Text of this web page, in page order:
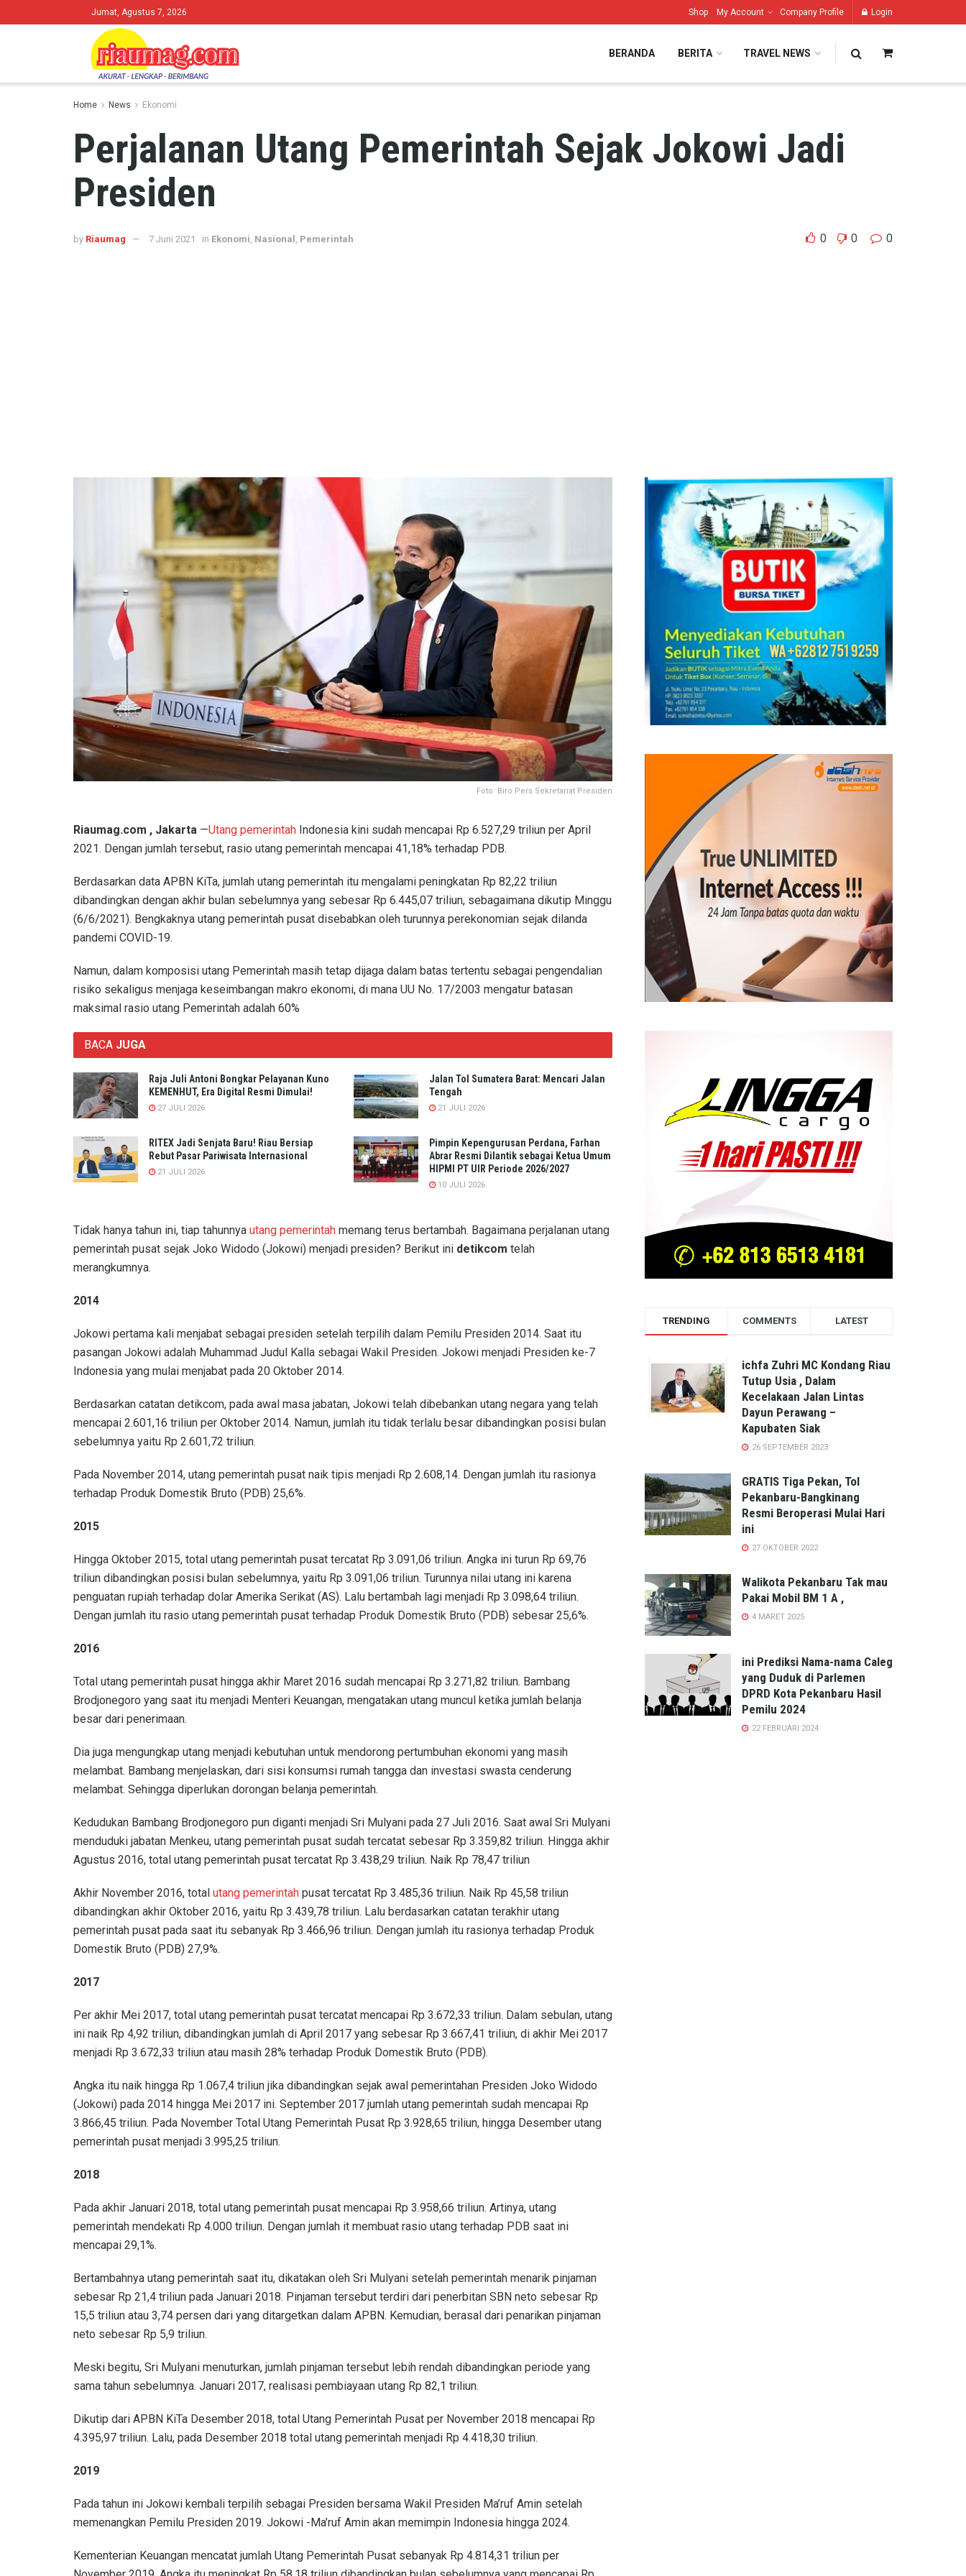
Jumat, Agustus 7, 2026 Shop My Account Company Profile Login
BERANDA BERITA TRAVEL NEWS
Home News Ekonomi
Perjalanan Utang Pemerintah Sejak Jokowi Jadi
Presiden
by Riaumag 7 Juni 2021 in Ekonomi Nasional Pemerintah 0 0 0
Foto: Biro Pers Sekretariat Presiden
Riaumag.com , Jakarta —Utang pemerintah Indonesia kini sudah mencapai Rp 6.527,29 triliun per April
2021. Dengan jumlah tersebut, rasio utang pemerintah mencapai 41,18% terhadap PDB.
Berdasarkan data APBN KiTa, jumlah utang pemerintah itu mengalami peningkatan Rp 82,22 triliun
dibandingkan dengan akhir bulan sebelumnya yang sebesar Rp 6.445,07 triliun, sebagaimana dikutip Minggu
(6/6/2021). Bengkaknya utang pemerintah pusat disebabkan oleh turunnya perekonomian sejak dilanda
pandemi COVID-19.
Namun, dalam komposisi utang Pemerintah masih tetap dijaga dalam batas tertentu sebagai pengendalian
risiko sekaligus menjaga keseimbangan makro ekonomi, di mana UU No. 17/2003 mengatur batasan
maksimal rasio utang Pemerintah adalah 60%
BACA JUGA
Raja Juli Antoni Bongkar Pelayanan Kuno
KEMENHUT, Era Digital Resmi Dimulai!
27 JULI 2026
Jalan Tol Sumatera Barat: Mencari Jalan
Tengah
21 JULI 2026
RITEX Jadi Senjata Baru! Riau Bersiap
Rebut Pasar Pariwisata Internasional
21 JULI 2026
Pimpin Kepengurusan Perdana, Farhan
Abrar Resmi Dilantik sebagai Ketua Umum
HIPMI PT UIR Periode 2026/2027
10 JULI 2026
Tidak hanya tahun ini, tiap tahunnya utang pemerintah memang terus bertambah. Bagaimana perjalanan utang
pemerintah pusat sejak Joko Widodo (Jokowi) menjadi presiden? Berikut ini detikcom telah
merangkumnya.
2014
Jokowi pertama kali menjabat sebagai presiden setelah terpilih dalam Pemilu Presiden 2014. Saat itu
pasangan Jokowi adalah Muhammad Judul Kalla sebagai Wakil Presiden. Jokowi menjadi Presiden ke-7
Indonesia yang mulai menjabat pada 20 Oktober 2014.
Berdasarkan catatan detikcom, pada awal masa jabatan, Jokowi telah dibebankan utang negara yang telah
mencapai 2.601,16 triliun per Oktober 2014. Namun, jumlah itu tidak terlalu besar dibandingkan posisi bulan
sebelumnya yaitu Rp 2.601,72 triliun.
Pada November 2014, utang pemerintah pusat naik tipis menjadi Rp 2.608,14. Dengan jumlah itu rasionya
terhadap Produk Domestik Bruto (PDB) 25,6%.
2015
Hingga Oktober 2015, total utang pemerintah pusat tercatat Rp 3.091,06 triliun. Angka ini turun Rp 69,76
triliun dibandingkan posisi bulan sebelumnya, yaitu Rp 3.091,06 triliun. Turunnya nilai utang ini karena
penguatan rupiah terhadap dolar Amerika Serikat (AS). Lalu bertambah lagi menjadi Rp 3.098,64 triliun.
Dengan jumlah itu rasio utang pemerintah pusat terhadap Produk Domestik Bruto (PDB) sebesar 25,6%.
2016
Total utang pemerintah pusat hingga akhir Maret 2016 sudah mencapai Rp 3.271,82 triliun. Bambang
Brodjonegoro yang saat itu menjadi Menteri Keuangan, mengatakan utang muncul ketika jumlah belanja
besar dari penerimaan.
Dia juga mengungkap utang menjadi kebutuhan untuk mendorong pertumbuhan ekonomi yang masih
melambat. Bambang menjelaskan, dari sisi konsumsi rumah tangga dan investasi swasta cenderung
melambat. Sehingga diperlukan dorongan belanja pemerintah.
Kedudukan Bambang Brodjonegoro pun diganti menjadi Sri Mulyani pada 27 Juli 2016. Saat awal Sri Mulyani
menduduki jabatan Menkeu, utang pemerintah pusat sudah tercatat sebesar Rp 3.359,82 triliun. Hingga akhir
Agustus 2016, total utang pemerintah pusat tercatat Rp 3.438,29 triliun. Naik Rp 78,47 triliun
Akhir November 2016, total utang pemerintah pusat tercatat Rp 3.485,36 triliun. Naik Rp 45,58 triliun
dibandingkan akhir Oktober 2016, yaitu Rp 3.439,78 triliun. Lalu berdasarkan catatan terakhir utang
pemerintah pusat pada saat itu sebanyak Rp 3.466,96 triliun. Dengan jumlah itu rasionya terhadap Produk
Domestik Bruto (PDB) 27,9%.
2017
Per akhir Mei 2017, total utang pemerintah pusat tercatat mencapai Rp 3.672,33 triliun. Dalam sebulan, utang
ini naik Rp 4,92 triliun, dibandingkan jumlah di April 2017 yang sebesar Rp 3.667,41 triliun, di akhir Mei 2017
menjadi Rp 3.672,33 triliun atau masih 28% terhadap Produk Domestik Bruto (PDB).
Angka itu naik hingga Rp 1.067,4 triliun jika dibandingkan sejak awal pemerintahan Presiden Joko Widodo
(Jokowi) pada 2014 hingga Mei 2017 ini. September 2017 jumlah utang pemerintah sudah mencapai Rp
3.866,45 triliun. Pada November Total Utang Pemerintah Pusat Rp 3.928,65 triliun, hingga Desember utang
pemerintah pusat menjadi 3.995,25 triliun.
2018
Pada akhir Januari 2018, total utang pemerintah pusat mencapai Rp 3.958,66 triliun. Artinya, utang
pemerintah mendekati Rp 4.000 triliun. Dengan jumlah it membuat rasio utang terhadap PDB saat ini
mencapai 29,1%.
Bertambahnya utang pemerintah saat itu, dikatakan oleh Sri Mulyani setelah pemerintah menarik pinjaman
sebesar Rp 21,4 triliun pada Januari 2018. Pinjaman tersebut terdiri dari penerbitan SBN neto sebesar Rp
15,5 triliun atau 3,74 persen dari yang ditargetkan dalam APBN. Kemudian, berasal dari penarikan pinjaman
neto sebesar Rp 5,9 triliun.
Meski begitu, Sri Mulyani menuturkan, jumlah pinjaman tersebut lebih rendah dibandingkan periode yang
sama tahun sebelumnya. Januari 2017, realisasi pembiayaan utang Rp 82,1 triliun.
Dikutip dari APBN KiTa Desember 2018, total Utang Pemerintah Pusat per November 2018 mencapai Rp
4.395,97 triliun. Lalu, pada Desember 2018 total utang pemerintah menjadi Rp 4.418,30 triliun.
2019
Pada tahun ini Jokowi kembali terpilih sebagai Presiden bersama Wakil Presiden Ma’ruf Amin setelah
memenangkan Pemilu Presiden 2019. Jokowi -Ma’ruf Amin akan memimpin Indonesia hingga 2024.
Kementerian Keuangan mencatat jumlah Utang Pemerintah Pusat sebanyak Rp 4.814,31 triliun per
TRENDING COMMENTS LATEST
ichfa Zuhri MC Kondang Riau
Tutup Usia , Dalam
Kecelakaan Jalan Lintas
Dayun Perawang –
Kapubaten Siak
26 SEPTEMBER 2023
GRATIS Tiga Pekan, Tol
Pekanbaru-Bangkinang
Resmi Beroperasi Mulai Hari
ini
27 OKTOBER 2022
Walikota Pekanbaru Tak mau
Pakai Mobil BM 1 A ,
4 MARET 2025
ini Prediksi Nama-nama Caleg
yang Duduk di Parlemen
DPRD Kota Pekanbaru Hasil
Pemilu 2024
22 FEBRUARI 2024